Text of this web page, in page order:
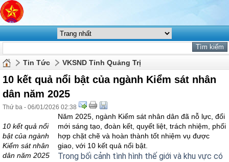
Tin Tức VKSND Tỉnh Quảng Trị
10 kết quả nổi bật của ngành Kiểm sát nhân
dân năm 2025
Thứ ba - 06/01/2026 02:38
10 kết quả nổi
bật của ngành
Kiểm sát nhân
dân năm 2025
Năm 2025, ngành Kiểm sát nhân dân đã nỗ lực, đổi
mới sáng tạo, đoàn kết, quyết liệt, trách nhiệm, phối
hợp chặt chẽ và hoàn thành tốt nhiệm vụ được
giao, với 10 kết quả nổi bật.
Trong bối cảnh tình hình thế giới và khu vực có